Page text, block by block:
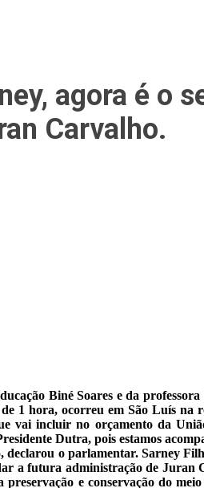
agora é o
Carvalho.
Biné Soares e da
hora, ocorreu em São Luís na
vai incluir no orçamento da
Dutra, pois estamos
o parlamentar. Sarney
a futura administração de
e conservação do